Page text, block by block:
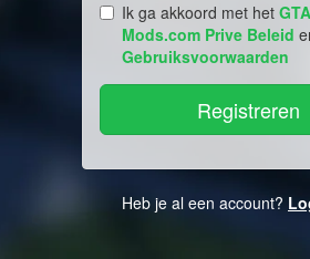
Ik ga akkoord met het
Mods.com Prive Beleid
Gebruiksvoorwaarden
Heb je al een account?